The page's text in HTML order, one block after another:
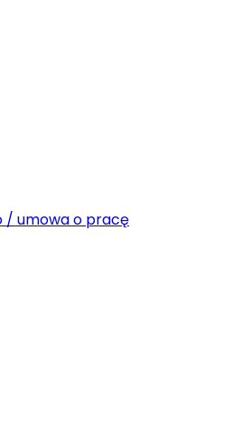
/ umowa o pracę